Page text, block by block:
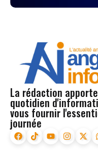
La rédaction
quotidien
vous fournir
journée